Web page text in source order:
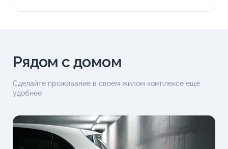
Рядом с домом
Сделайте проживание в своём жилом комплексе ещё
удобнее